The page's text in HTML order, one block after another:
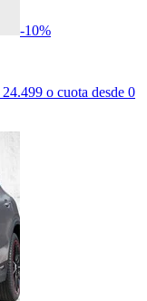
-10%
24.499 o cuota desde 0